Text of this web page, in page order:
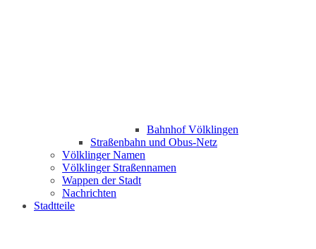
Bahnhof Völklingen
Straßenbahn und Obus-Netz
Völklinger Namen
Völklinger Straßennamen
Wappen der Stadt
Nachrichten
Stadtteile